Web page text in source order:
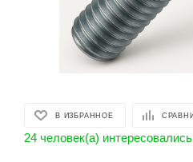
В ИЗБРАННОЕ
24 человек(а)